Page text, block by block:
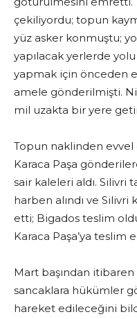
çekiliyordu; topun
yüz asker konmuştu;
yapılacak yerlerde
yapmak için önceden
amele gönderilmişti.
mil uzakta bir yere
Topun naklinden
Karaca Paşa
sair kaleleri aldı. Silivri
harben alındı ve
etti; Bigados teslim
Karaca Paşa’ya teslim
Mart başından
sancaklara hükümler
hareket edileceğini